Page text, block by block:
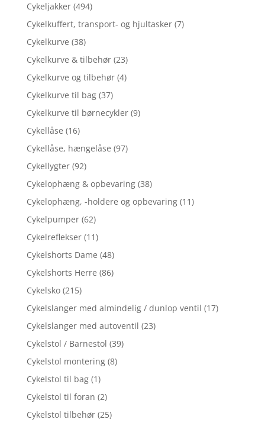
Cykeljakker (494)
Cykelkuffert, transport- og hjultasker (7)
Cykelkurve (38)
Cykelkurve & tilbehør (23)
Cykelkurve og tilbehør (4)
Cykelkurve til bag (37)
Cykelkurve til børnecykler (9)
Cykellåse (16)
Cykellåse, hængelåse (97)
Cykellygter (92)
Cykelophæng & opbevaring (38)
Cykelophæng, -holdere og opbevaring (11)
Cykelpumper (62)
Cykelreflekser (11)
Cykelshorts Dame (48)
Cykelshorts Herre (86)
Cykelsko (215)
Cykelslanger med almindelig / dunlop ventil (17)
Cykelslanger med autoventil (23)
Cykelstol / Barnestol (39)
Cykelstol montering (8)
Cykelstol til bag (1)
Cykelstol til foran (2)
Cykelstol tilbehør (25)